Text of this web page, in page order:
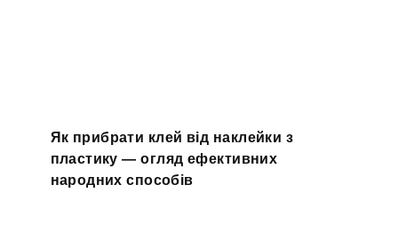
Як прибрати клей від наклейки з
пластику — огляд ефективних
народних способів